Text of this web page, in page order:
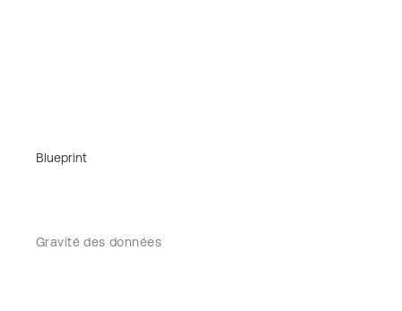
Blueprint
Gravité des données